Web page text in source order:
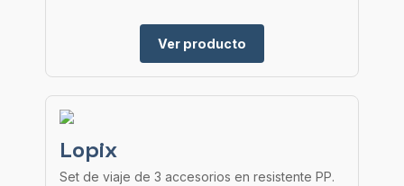
Ver producto
Lopix
Set de viaje de 3 accesorios en resistente PP.